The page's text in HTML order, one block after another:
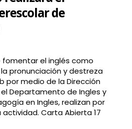
de
el inglés como
pronunciación y destreza
por medio de la Dirección
Departamento de Ingles y
en Ingles, realizan por
Carta Abierta 17